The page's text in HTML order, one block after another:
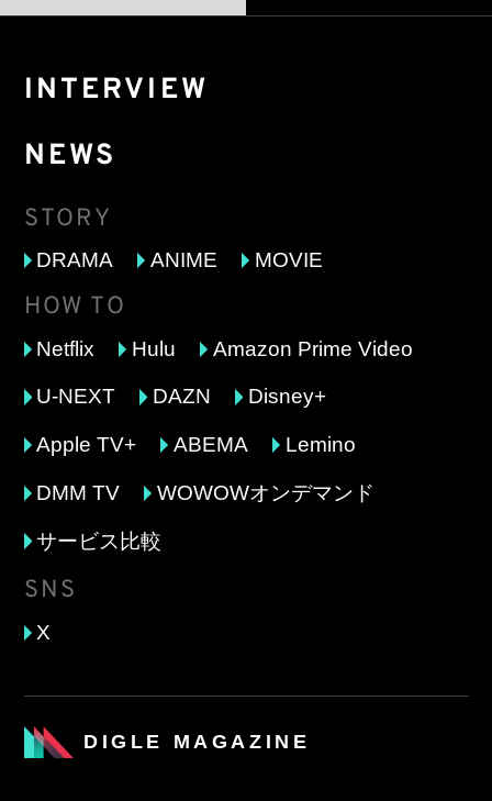
DIGLE MAGAZINE
INTERVIEW
NEWS
STORY
DRAMA ANIME MOVIE
HOW TO
Netflix Hulu Amazon Prime Video
U-NEXT DAZN Disney+
Apple TV+ ABEMA Lemino
DMM TV WOWOWオンデマンド
サービス比較
SNS
X